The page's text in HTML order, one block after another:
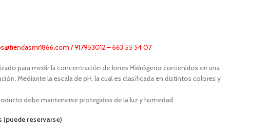
/ 917953012 – 663 55 54 07
para medir la concentración de Iones Hidrógeno contenidos en una
Mediante la escala de pH, la cual es clasificada en distintos colores y
debe mantenerse protegidos de la luz y humedad.
(puede reservarse)